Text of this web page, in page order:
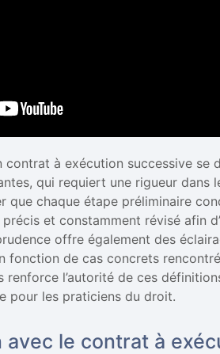
contrat à exécution successive se
qui requiert une rigueur dans
que chaque étape préliminaire
précis et constamment révisé afin
offre également des
fonction de cas concrets
renforce l’autorité de ces
pour les praticiens du droit.
avec le contrat à